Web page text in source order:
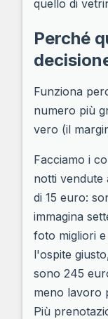
quello di
Perché
Funziona
numero più
vero (il
Facciamo i
notti
di 15 euro:
immagina
foto migliori
l'ospite
sono 245
meno lavoro
Più